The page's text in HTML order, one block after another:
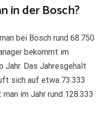
in der Bosch?
bei Bosch rund 68.750
bekommt im
Jahr. Das Jahresgehalt
sich auf etwa 73.333
im Jahr rund 128.333